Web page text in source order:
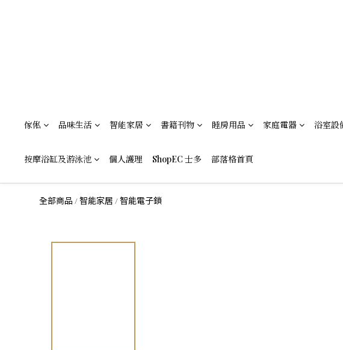
傢俬 品味生活 智能家居 書籍刊物 睡房用品 家庭電器 浴室設
按摩浴缸及游泳池 個人護理 ShopEC 士多 部落格首頁
全部商品 /智能家居 /智能電子鎖